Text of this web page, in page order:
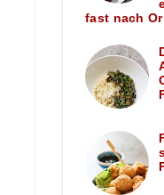
fast nach